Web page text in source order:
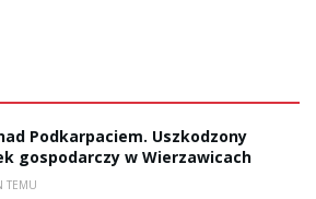
Podkarpaciem. Uszkodzony
gospodarczy w Wierzawicach
TEMU